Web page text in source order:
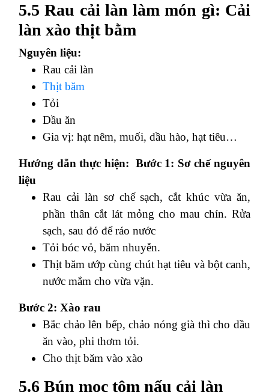
5.5 Rau cải làn làm món gì: Cải
làn xào thịt bằm
Nguyên liệu:
Rau cải làn
Thịt băm
Tỏi
Dầu ăn
Gia vị: hạt nêm, muối, dầu hào, hạt tiêu…
Hướng dẫn thực hiện: Bước 1: Sơ chế nguyên
liệu
Rau cải làn sơ chế sạch, cắt khúc vừa ăn,
phần thân cắt lát mỏng cho mau chín. Rửa
sạch, sau đó để ráo nước
Tỏi bóc vỏ, băm nhuyễn.
Thịt băm ướp cùng chút hạt tiêu và bột canh,
nước mắm cho vừa vặn.
Bước 2: Xào rau
Bắc chảo lên bếp, chảo nóng già thì cho dầu
ăn vào, phi thơm tỏi.
Cho thịt băm vào xào
5.6 Bún mọc tôm nấu cải làn